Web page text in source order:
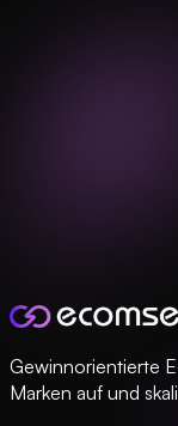
Gewinnorientierte
Marken auf und